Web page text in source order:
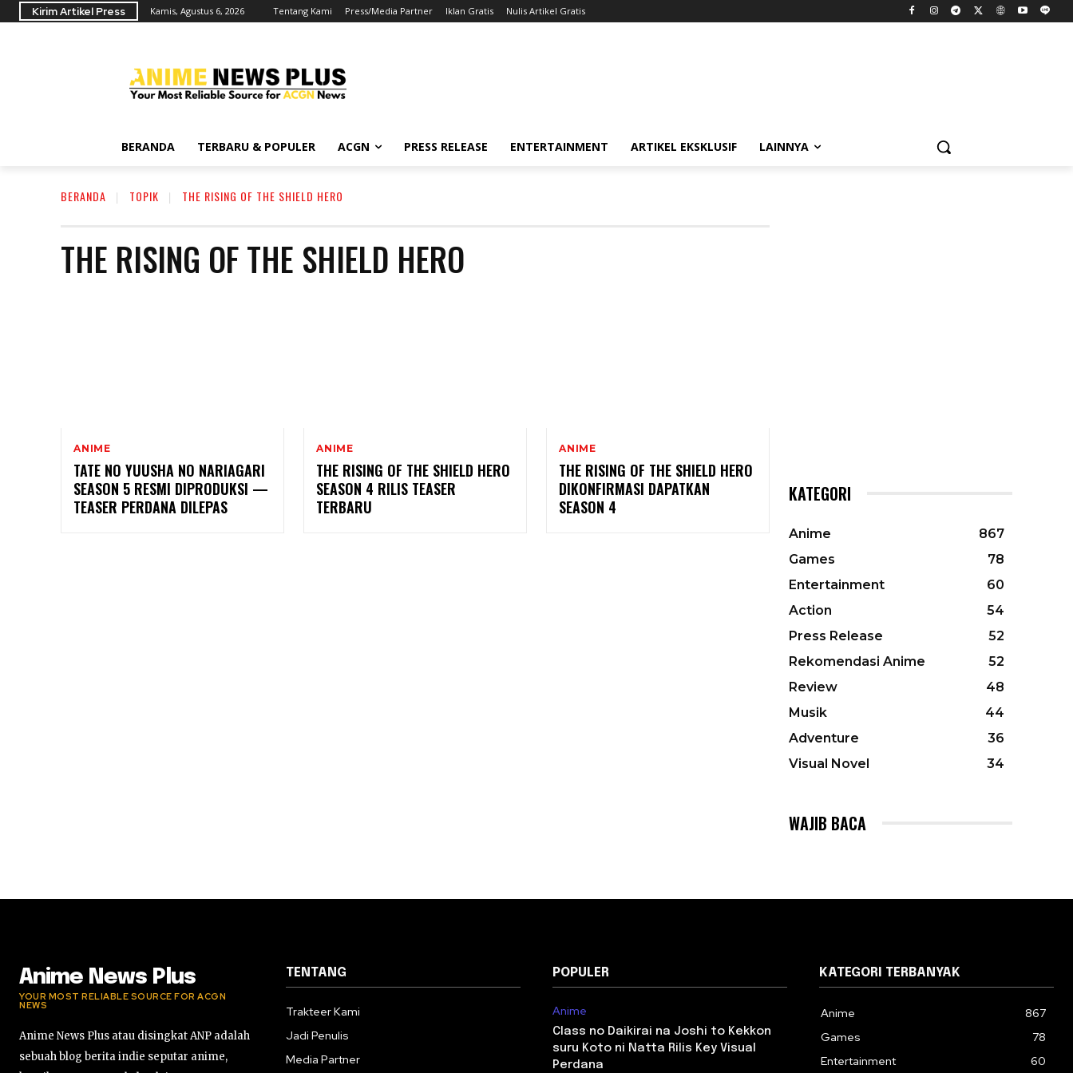
Kirim Artikel Press Kamis, Agustus 6, 2026 Tentang Kami Press/Media Partner Iklan Gratis Nulis Artikel Gratis
BERANDA TERBARU & POPULER ACGN PRESS RELEASE ENTERTAINMENT ARTIKEL EKSKLUSIF LAINNYA
BERANDA TOPIK THE RISING OF THE SHIELD HERO
THE RISING OF THE SHIELD HERO
ANIME
TATE NO YUUSHA NO NARIAGARI
SEASON 5 RESMI DIPRODUKSI —
TEASER PERDANA DILEPAS
ANIME
THE RISING OF THE SHIELD HERO
SEASON 4 RILIS TEASER
TERBARU
ANIME
THE RISING OF THE SHIELD HERO
DIKONFIRMASI DAPATKAN
SEASON 4
KATEGORI
Anime
867
Games
78
Entertainment
60
Action
54
Press Release
52
Rekomendasi Anime
52
Review
48
Musik
44
Adventure
36
Visual Novel
34
WAJIB BACA
Anime News Plus
YOUR MOST RELIABLE SOURCE FOR ACGN
NEWS
Anime News Plus atau disingkat ANP adalah
sebuah blog berita indie seputar anime,
TENTANG
Trakteer Kami
Jadi Penulis
Media Partner
POPULER
Anime
Class no Daikirai na Joshi to Kekkon
suru Koto ni Natta Rilis Key Visual
Perdana
KATEGORI TERBANYAK
Anime
867
Games
78
Entertainment
60